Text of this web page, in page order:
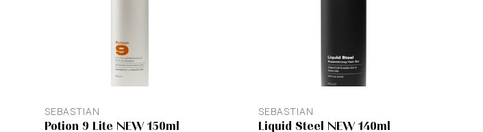
SEBASTIAN
Potion 9 Lite NEW 150ml
SEBASTIAN
Liquid Steel NEW 140ml